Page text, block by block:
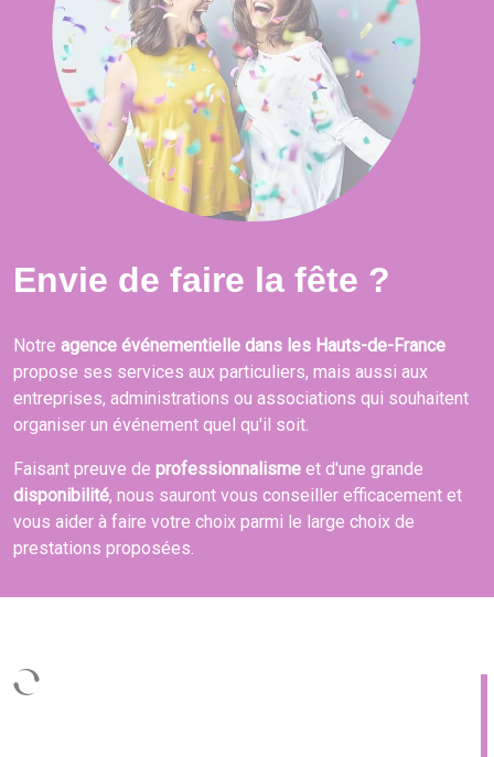
Envie de faire la fête ?
Notre agence événementielle dans les Hauts-de-France
propose ses services aux particuliers, mais aussi aux
entreprises, administrations ou associations qui souhaitent
organiser un événement quel qu'il soit.
Faisant preuve de professionnalisme et d'une grande
disponibilité, nous sauront vous conseiller efficacement et
vous aider à faire votre choix parmi le large choix de
prestations proposées.